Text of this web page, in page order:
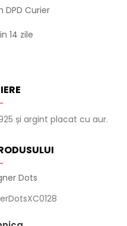
DPD Curier
14 zile
și argint placat cu aur.
Dots